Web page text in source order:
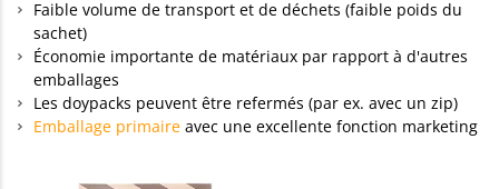
Faible volume de transport et de déchets (faible poids du
sachet)
Économie importante de matériaux par rapport à d'autres
emballages
Les doypacks peuvent être refermés (par ex. avec un zip)
Emballage primaire avec une excellente fonction marketing